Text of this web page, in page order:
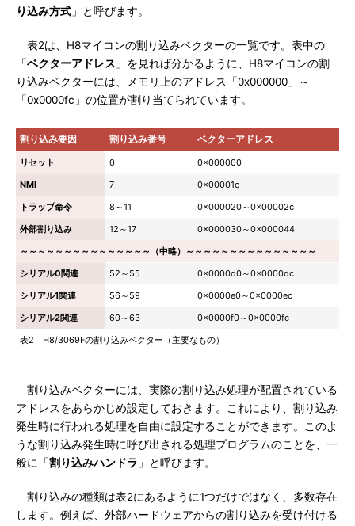
り込み方式 」と呼びます。
表2は、H8マイコンの割り込みベクターの一覧です。表中の
「ベクターアドレス 」を見れば分かるように、H8マイコンの割
り込みベクターには、メモリ上のアドレス「0x000000」～
「0x0000fc」の位置が割り当てられています。
割り込み要因 割り込み番号 ベクターアドレス
リセット 0
0x000000
NMI
7
0x00001c
トラップ命令
8～11
0x000020～0x00002c
外部割り込み
12～17
0x000030～0x000044
～～～～～～～～～～～～～～～（中略）～～～～～～～～～～～～～～～
シリアル0関連
52～55
0x0000d0～0x0000dc
シリアル1関連
56～59
0x0000e0～0x0000ec
シリアル2関連
60～63
0x0000f0～0x0000fc
表2 H8/3069Fの割り込みベクター（主要なもの）
割り込みベクターには、実際の割り込み処理が配置されている
アドレスをあらかじめ設定しておきます。これにより、割り込み
発生時に行われる処理を自由に設定することができます。このよ
うな割り込み発生時に呼び出される処理プログラムのことを、一
般に「割り込みハンドラ 」と呼びます。
割り込みの種類は表2にあるように1つだけではなく、多数存在
します。例えば、外部ハードウェアからの割り込みを受け付ける